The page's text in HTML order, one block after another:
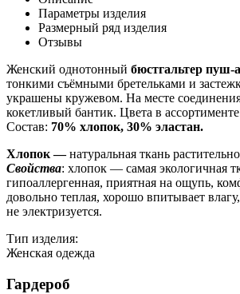
Параметры изделия
Размерный ряд изделия
Отзывы
Женский однотонный бюстгальтер пуш-
тонкими съёмными бретельками и
украшены кружевом. На месте
кокетливый бантик. Цвета в
Состав: 70% хлопок, 30% эластан.
Хлопок —натуральная ткань
Свойства: хлопок — самая экологичная
гипоаллергенная, приятная на ощупь,
довольно теплая, хорошо впитывает
не электризуется.
Тип изделия:
Женская одежда
Гардероб